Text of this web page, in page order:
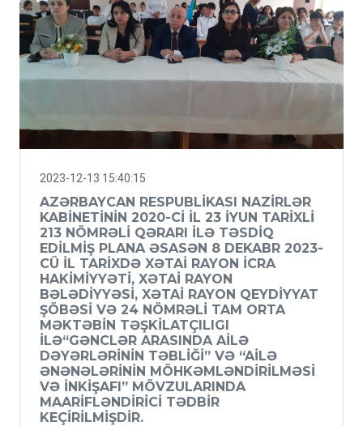
2023-12-13 15:40:15
AZƏRBAYCAN RESPUBLIKASI NAZIRLƏR
KABINETININ 2020-CI IL 23 IYUN TARIXLI
213 NÖMRƏLI QƏRARI ILƏ TƏSDIQ
EDILMIŞ PLANA ƏSASƏN 8 DEKABR 2023-
CÜ IL TARIXDƏ XƏTAI RAYON İCRA
HAKIMIYYƏTI, XƏTAI RAYON
BƏLƏDIYYƏSI, XƏTAI RAYON QEYDIYYAT
ŞÖBƏSI VƏ 24 NÖMRƏLI TAM ORTA
MƏKTƏBIN TƏŞKILATÇILIGI
ILƏ“GƏNCLƏR ARASINDA AILƏ
DƏYƏRLƏRININ TƏBLIĞI” VƏ “AILƏ
ƏNƏNƏLƏRININ MÖHKƏMLƏNDIRILMƏSI
VƏ INKIŞAFI” MÖVZULARINDA
MAARIFLƏNDIRICI TƏDBIR
KEÇIRILMIŞDIR.